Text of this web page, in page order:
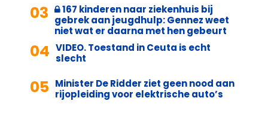
03
167 kinderen naar ziekenhuis bij
gebrek aan jeugdhulp: Gennez weet
niet wat er daarna met hen gebeurt
04 VIDEO. Toestand in Ceuta is echt
slecht
05 Minister De Ridder ziet geen nood aan
rijopleiding voor elektrische auto’s